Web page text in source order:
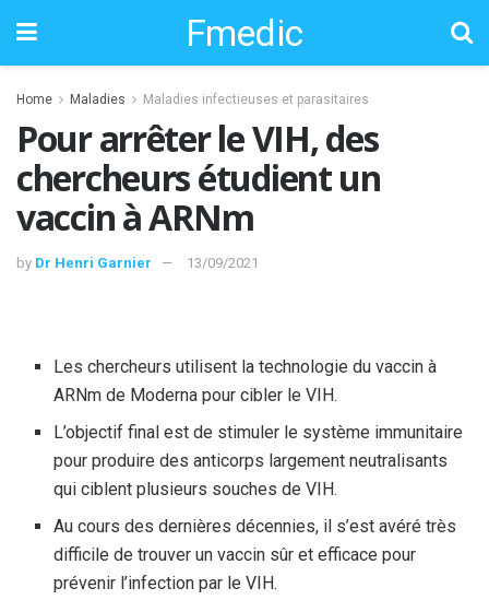
Fmedic
Home Maladies Maladies infectieuses et parasitaires
Pour arrêter le VIH, des
chercheurs étudient un
vaccin à ARNm
by Dr Henri Garnier 13/09/2021
Les chercheurs utilisent la technologie du vaccin à
ARNm de Moderna pour cibler le VIH.
L’objectif final est de stimuler le système immunitaire
pour produire des anticorps largement neutralisants
qui ciblent plusieurs souches de VIH.
Au cours des dernières décennies, il s’est avéré très
difficile de trouver un vaccin sûr et efficace pour
prévenir l’infection par le VIH.